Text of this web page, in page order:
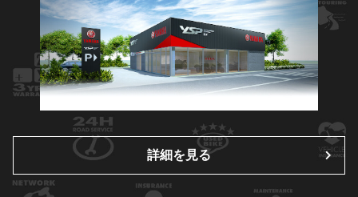
詳細を見る